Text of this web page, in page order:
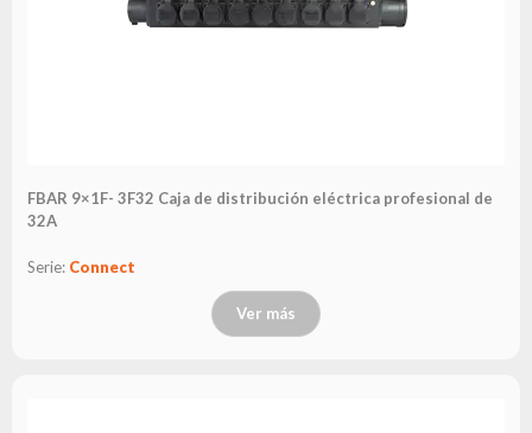
FBAR 9×1F- 3F32 Caja de distribución eléctrica profesional de
32A
Serie: Connect
Ver más